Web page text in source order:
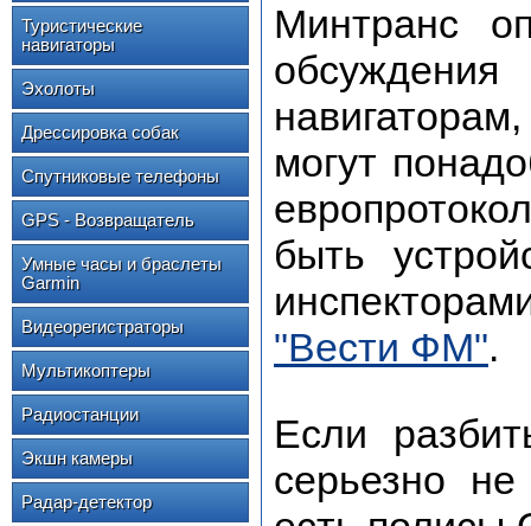
Туристические
навигаторы
Эхолоты
Дрессировка собак
Спутниковые телефоны
GPS - Возвращатель
Умные часы и браслеты
Garmin
Видеорегистраторы
Мультикоптеры
Радиостанции
Экшн камеры
Радар-детектор
Минтранс
могут
быть
"Вести ФМ".
Если
серьезно